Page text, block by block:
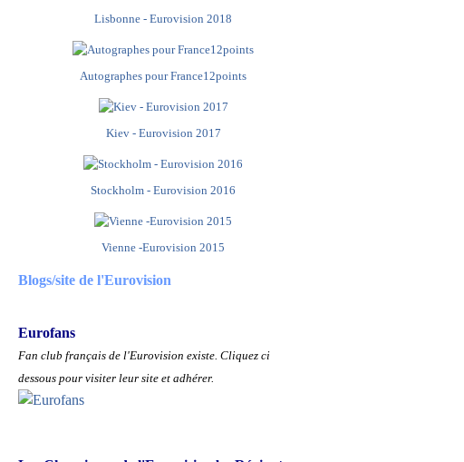
Lisbonne - Eurovision 2018
Autographes pour France12points
Kiev - Eurovision 2017
Stockholm - Eurovision 2016
Vienne -Eurovision 2015
Blogs/site de l'Eurovision
Eurofans
Fan club français de l'Eurovision existe. Cliquez ci
dessous pour visiter leur site et adhérer.